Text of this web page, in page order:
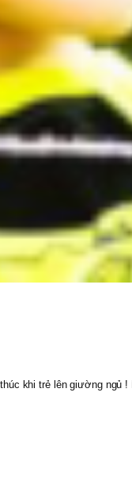
khi trẻ lên giường ngủ